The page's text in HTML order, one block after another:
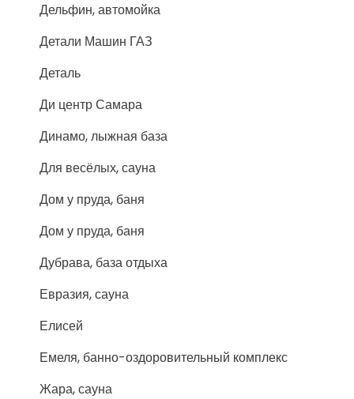
Дельфин, автомойка
Детали Машин ГАЗ
Деталь
Ди центр Самара
Динамо, лыжная база
Для весёлых, сауна
Дом у пруда, баня
Дом у пруда, баня
Дубрава, база отдыха
Евразия, сауна
Елисей
Емеля, банно-оздоровительный комплекс
Жара, сауна